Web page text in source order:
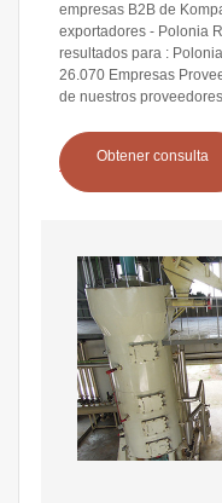
empresas B2B de
exportadores - Polonia
resultados para :
26.070 Empresas
de nuestros
Obtener consulta